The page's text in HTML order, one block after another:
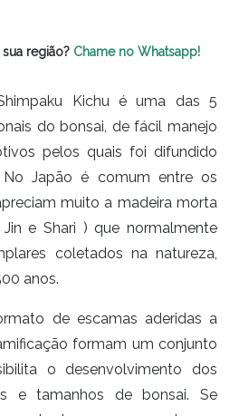
região? Chame no Whatsapp!
Kichu é uma das 5
do bonsai, de fácil manejo
pelos quais foi difundido
Japão é comum entre os
muito a madeira morta
e Shari ) que normalmente
coletados na natureza,
anos.
de escamas aderidas a
formam um conjunto
o desenvolvimento dos
e tamanhos de bonsai. Se